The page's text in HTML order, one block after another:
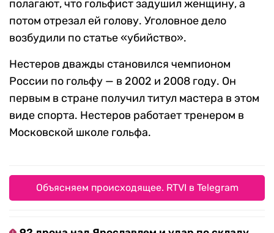
полагают, что гольфист задушил женщину, а
потом отрезал ей голову. Уголовное дело
возбудили по статье «убийство».
Нестеров дважды становился чемпионом
России по гольфу — в 2002 и 2008 году. Он
первым в стране получил титул мастера в этом
виде спорта. Нестеров работает тренером в
Московской школе гольфа.
Объясняем происходящее. RTVI в Telegram